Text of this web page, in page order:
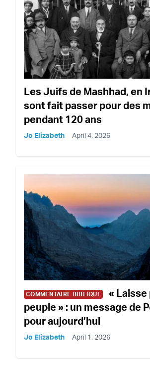
Les Juifs de Mashhad, en
sont fait passer pour des
pendant 120 ans
Jo Elizabeth April 4, 2026
COMMENTAIRE BIBLIQUE
«
peuple » : un message de
pour aujourd’hui
Jo Elizabeth April 1, 2026